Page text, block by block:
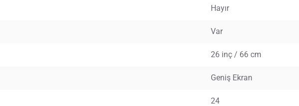
Hayır
Var
26 inç / 66 cm
Geniş Ekran
24